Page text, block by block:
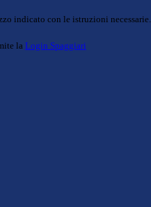
indicato con le istruzioni necessarie.
la Login Spaggiari